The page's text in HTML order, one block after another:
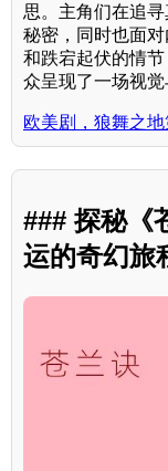
思。主角们在追
秘密，同时也面
和跌宕起伏的情
众呈现了一场视觉
欧美剧，狼舞之
### 探秘《
运的奇幻旅